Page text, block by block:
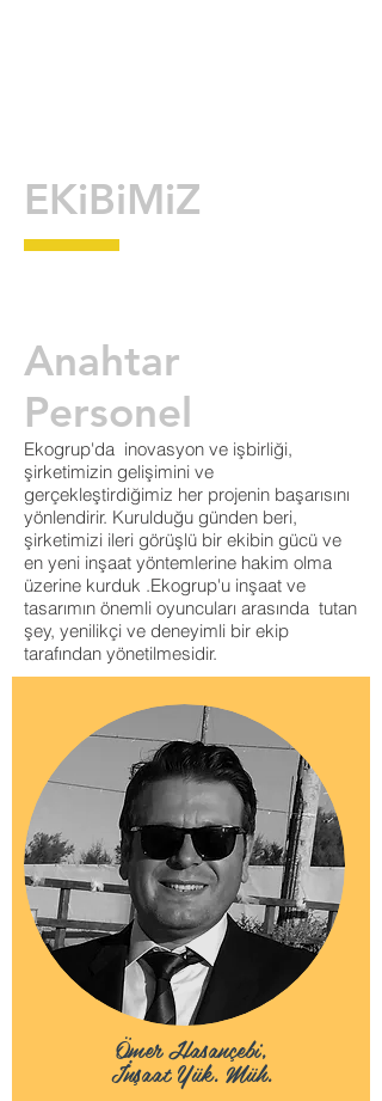
EKiBiMiZ
Anahtar
Personel
Ekogrup'da inovasyon ve işbirliği,
şirketimizin gelişimini ve
gerçekleştirdiğimiz her projenin başarısını
yönlendirir. Kurulduğu günden beri,
şirketimizi ileri görüşlü bir ekibin gücü ve
en yeni inşaat yöntemlerine hakim olma
üzerine kurduk .Ekogrup'u inşaat ve
tasarımın önemli oyuncuları arasında tutan
şey, yenilikçi ve deneyimli bir ekip
tarafından yönetilmesidir.
Ömer Hasançebi,
İnşaat Yük. Müh.